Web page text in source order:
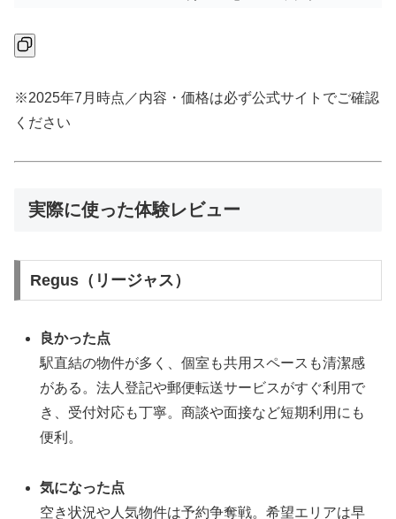
※2025年7月時点／内容・価格は必ず公式サイトでご確認
ください
実際に使った体験レビュー
Regus（リージャス）
良かった点
駅直結の物件が多く、個室も共用スペースも清潔感
がある。法人登記や郵便転送サービスがすぐ利用で
き、受付対応も丁寧。商談や面接など短期利用にも
便利。
気になった点
空き状況や人気物件は予約争奪戦。希望エリアは早